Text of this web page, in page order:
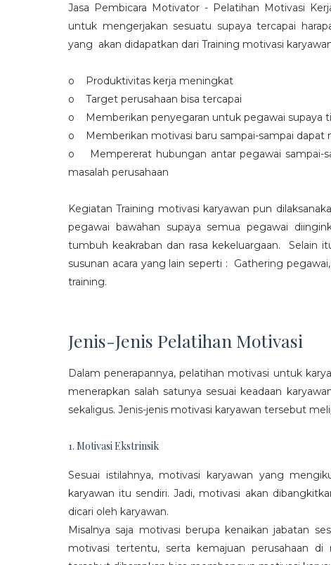
Jasa Pembicara Motivator - Pelatihan Motivasi
untuk mengerjakan sesuatu supaya tercapai
yang akan didapatkan dari Training motivasi
o Produktivitas kerja meningkat
o Target perusahaan bisa tercapai
o Memberikan penyegaran untuk pegawai supaya
o Memberikan motivasi baru sampai-sampai dapat
o Mempererat hubungan antar pegawai sampai-
masalah perusahaan
Kegiatan Training motivasi karyawan pun
pegawai bawahan supaya semua pegawai
tumbuh keakraban dan rasa kekeluargaan. Selain
susunan acara yang lain seperti : Gathering
training.
Jenis-Jenis Pelatihan Motivasi
Dalam penerapannya, pelatihan motivasi untuk
menerapkan salah satunya sesuai keadaan
sekaligus. Jenis-jenis motivasi karyawan tersebut
1. Motivasi Ekstrinsik
Sesuai istilahnya, motivasi karyawan yang
karyawan itu sendiri. Jadi, motivasi akan
dicari oleh karyawan.
Misalnya saja motivasi berupa kenaikan jabatan
motivasi tertentu, serta kemajuan perusahaan